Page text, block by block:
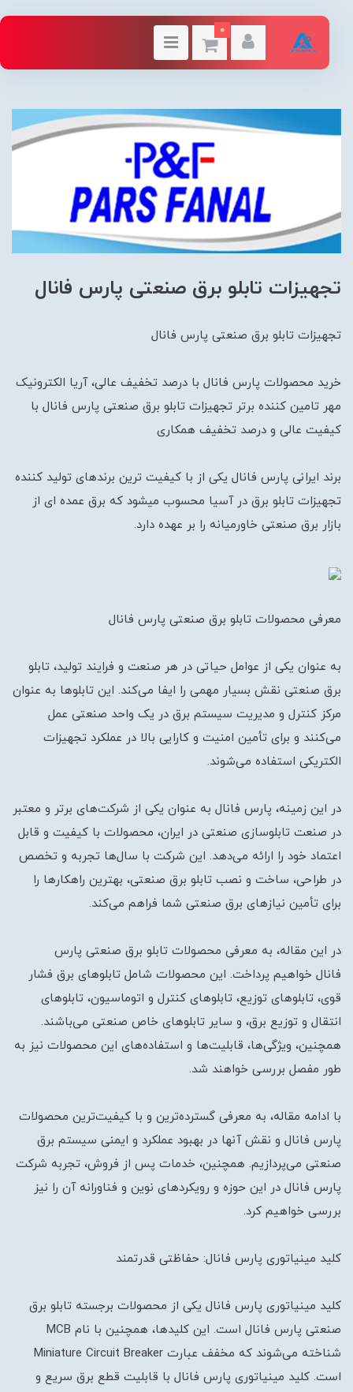
0
تجهیزات تابلو برق صنعتی پارس فانال
تجهیزات تابلو برق صنعتی پارس فانال
خرید محصولات پارس فانال با درصد تخفیف عالی، آریا الکترونیک
مهر تامین کننده برتر تجهیزات تابلو برق صنعتی پارس فانال با
کیفیت عالی و درصد تخفیف همکاری
برند ایرانی پارس فانال یکی از با کیفیت ترین برندهای تولید کننده
تجهیزات تابلو برق در آسیا محسوب میشود که برق عمده ای از
بازار برق صنعتی خاورمیانه را بر عهده دارد.
معرفی محصولات تابلو برق صنعتی پارس فانال
به عنوان یکی از عوامل حیاتی در هر صنعت و فرایند تولید، تابلو
برق صنعتی نقش بسیار مهمی را ایفا می‌کند. این تابلوها به عنوان
مرکز کنترل و مدیریت سیستم برق در یک واحد صنعتی عمل
می‌کنند و برای تأمین امنیت و کارایی بالا در عملکرد تجهیزات
الکتریکی استفاده می‌شوند.
در این زمینه، پارس فانال به عنوان یکی از شرکت‌های برتر و معتبر
در صنعت تابلوسازی صنعتی در ایران، محصولات با کیفیت و قابل
اعتماد خود را ارائه می‌دهد. این شرکت با سال‌ها تجربه و تخصص
در طراحی، ساخت و نصب تابلو برق صنعتی، بهترین راهکارها را
برای تأمین نیازهای برق صنعتی شما فراهم می‌کند.
در این مقاله، به معرفی محصولات تابلو برق صنعتی پارس
فانال خواهیم پرداخت. این محصولات شامل تابلوهای برق فشار
قوی، تابلوهای توزیع، تابلوهای کنترل و اتوماسیون، تابلوهای
انتقال و توزیع برق، و سایر تابلوهای خاص صنعتی می‌باشند.
همچنین، ویژگی‌ها، قابلیت‌ها و استفاده‌های این محصولات نیز به
طور مفصل بررسی خواهند شد.
با ادامه مقاله، به معرفی گسترده‌ترین و با کیفیت‌ترین محصولات
پارس فانال و نقش آنها در بهبود عملکرد و ایمنی سیستم برق
صنعتی می‌پردازیم. همچنین، خدمات پس از فروش، تجربه شرکت
پارس فانال در این حوزه و رویکردهای نوین و فناورانه آن را نیز
بررسی خواهیم کرد.
کلید مینیاتوری پارس فانال: حفاظتی قدرتمند
کلید مینیاتوری پارس فانال یکی از محصولات برجسته تابلو برق
صنعتی پارس فانال است. این کلیدها، همچنین با نام MCB
شناخته می‌شوند که مخفف عبارت Miniature Circuit Breaker
است. کلید مینیاتوری پارس فانال با قابلیت قطع برق سریع و